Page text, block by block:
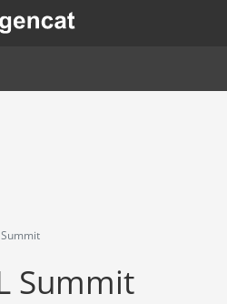
Vés
al
en una nova finestra.
Summit
Summit